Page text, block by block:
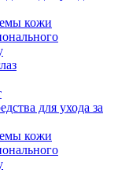
кожи
для ухода за
кожи